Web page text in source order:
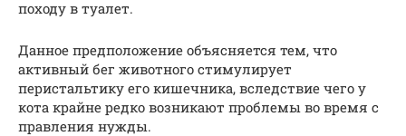
походу в туалет.
Данное предположение объясняется тем, что
активный бег животного стимулирует
перистальтику его кишечника, вследствие чего у
кота крайне редко возникают проблемы во время с
правления нужды.